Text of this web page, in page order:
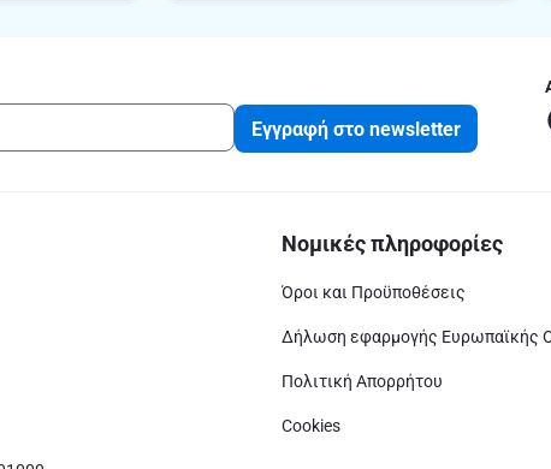
Εγγραφή στο newsletter
Νομικές πληροφορίες
Όροι και Προϋποθέσεις
Δήλωση εφαρμογής Ευρωπαϊκής
Πολιτική Απορρήτου
Cookies